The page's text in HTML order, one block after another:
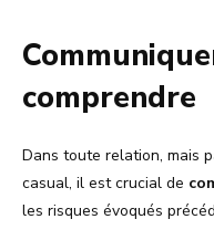
comprendre
Dans toute relation, mais
casual, il est crucial de
les risques évoqués